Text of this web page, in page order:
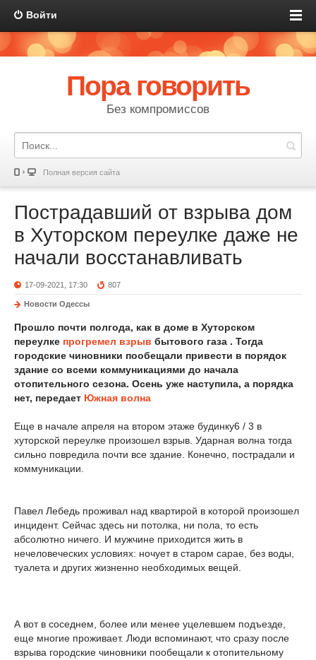
Войти
Пора говорить
Без компромиссов
Полная версия сайта
Пострадавший от взрыва дом
в Хуторском переулке даже не
начали восстанавливать
17-09-2021, 17:30 807
Новости Одессы
Прошло почти полгода, как в доме в Хуторском
переулке прогремел взрыв бытового газа . Тогда
городские чиновники пообещали привести в порядок
здание со всеми коммуникациями до начала
отопительного сезона. Осень уже наступила, а порядка
нет, передает Южная волна
Еще в начале апреля на втором этаже будинку6 / 3 в
хуторской переулке произошел взрыв. Ударная волна тогда
сильно повредила почти все здание. Конечно, пострадали и
коммуникации.
Павел Лебедь проживал над квартирой в которой произошел
инцидент. Сейчас здесь ни потолка, ни пола, то есть
абсолютно ничего. И мужчине приходится жить в
нечеловеческих условиях: ночует в старом сарае, без воды,
туалета и других жизненно необходимых вещей.
А вот в соседнем, более или менее уцелевшем подъезде,
еще многие проживает. Люди вспоминают, что сразу после
взрыва городские чиновники пообещали к отопительному